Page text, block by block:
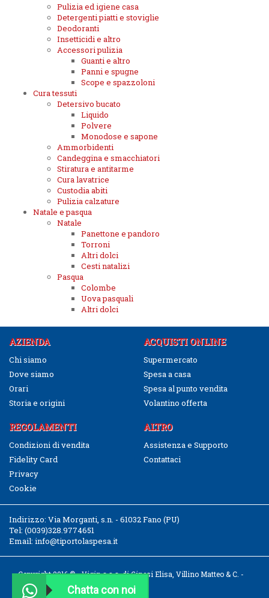
Pulizia ed igiene casa
Detergenti piatti e stoviglie
Deodoranti
Insetticidi e altro
Accessori pulizia
Guanti e altro
Panni e spugne
Scope e spazzoloni
Cura tessuti
Detersivo bucato
Liquido
Polvere
Monodose e sapone
Ammorbidenti
Candeggina e smacchiatori
Stiratura e antitarme
Cura lavatrice
Custodia abiti
Pulizia calzature
Natale e pasqua
Natale
Panettone e pandoro
Torroni
Altri dolci
Cesti natalizi
Pasqua
Colombe
Uova pasquali
Altri dolci
AZIENDA
Chi siamo
Dove siamo
Orari
Storia e origini
ACQUISTI ONLINE
Supermercato
Spesa a casa
Spesa al punto vendita
Volantino offerta
REGOLAMENTI
Condizioni di vendita
Fidelity Card
Privacy
Cookie
ALTRO
Assistenza e Supporto
Contattaci
Indirizzo: Via Morganti, s.n. - 61032 Fano (PU)
Tel: (0039)328.9774651
Email: info@tiportolaspesa.it
Copyright 2016 © - Vigin s.a.s. di Ginesi Elisa, Villino Matteo & C. -
CF/P.IVA 02526040411Chatta con noi